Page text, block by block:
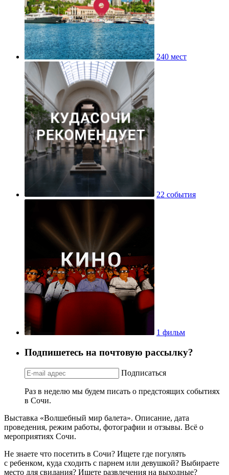
240 мест
22 события
1 фильм
Подпишетесь на почтовую рассылку?
Подписаться
Раз в неделю мы будем писать о предстоящих событиях
в Сочи.
Выставка «Волшебный мир балета». Описание, дата
проведения, режим работы, фотографии и отзывы. Всё о
мероприятиях Сочи.
Не знаете что посетить в Сочи? Ищете где погулять
с ребенком, куда сходить с парнем или девушкой? Выбираете
место для свидания? Ищете развлечения на выходные?